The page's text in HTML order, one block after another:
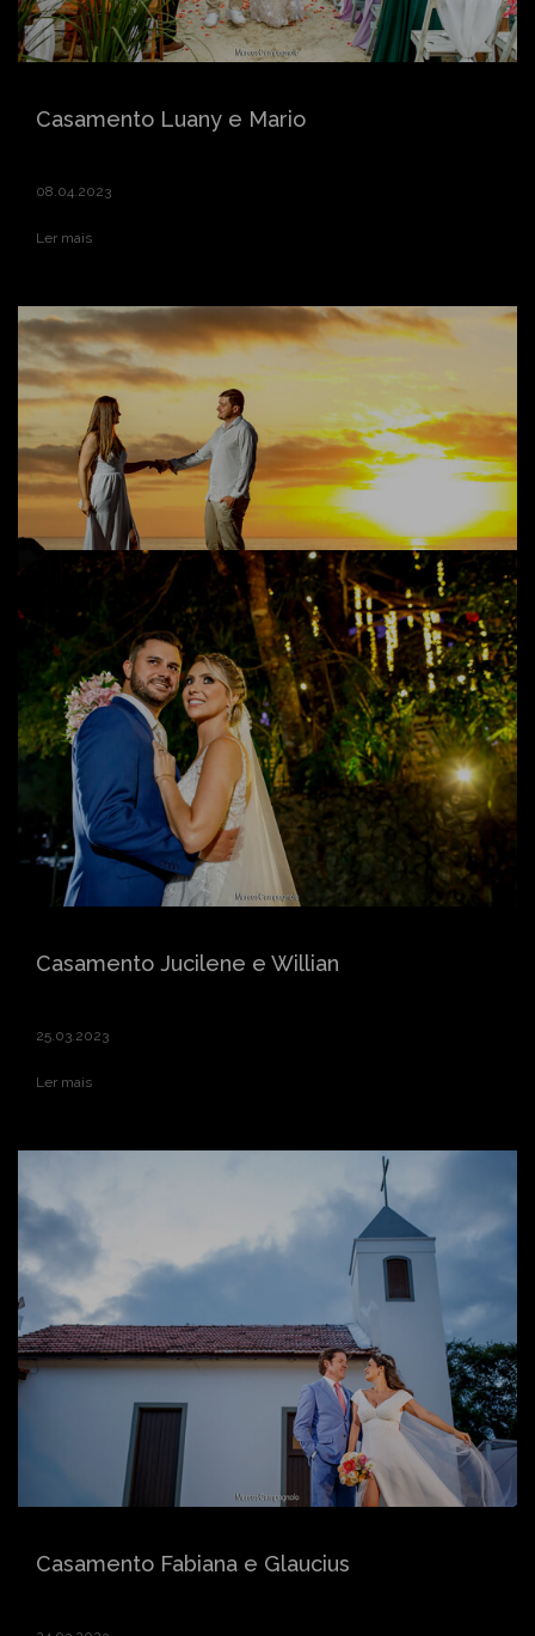
Casamento Luany e Mario
08.04.2023
Ler mais
Pré Wedding Jessica e Diego
29.03.2023
Ler mais
Casamento Jucilene e Willian
25.03.2023
Ler mais
Casamento Fabiana e Glaucius